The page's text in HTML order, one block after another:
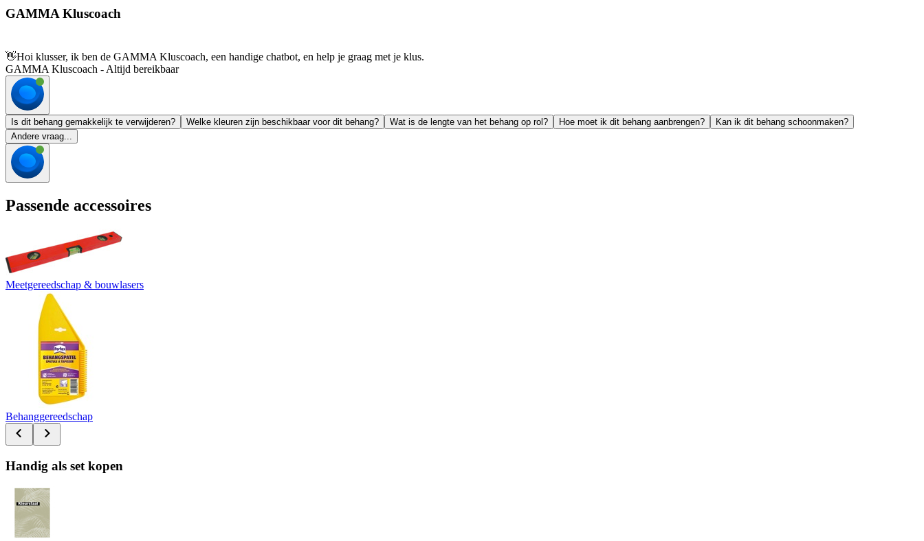
GAMMA Kluscoach
👋Hoi klusser, ik ben de GAMMA Kluscoach, een handige chatbot, en help je graag met je klus.
GAMMA Kluscoach - Altijd bereikbaar
Is dit behang gemakkelijk te verwijderen? Welke kleuren zijn beschikbaar voor dit behang? Wat is de lengte van het behang op rol? Hoe moet ik dit behang aanbrengen?
Kan ik dit behang schoonmaken?
Andere vraag...
Passende accessoires
Meetgereedschap & bouwlasers
Behanggereedschap
Handig als set kopen